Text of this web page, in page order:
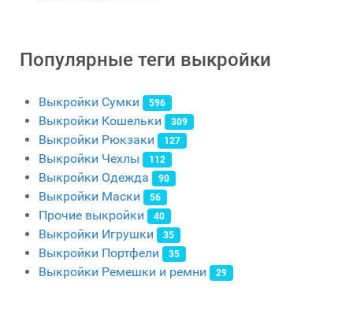
Популярные теги выкройки
Выкройки Сумки 596
Выкройки Кошельки 309
Выкройки Рюкзаки 127
Выкройки Чехлы 112
Выкройки Одежда 90
Выкройки Маски 56
Прочие выкройки 40
Выкройки Игрушки 35
Выкройки Портфели 35
Выкройки Ремешки и ремни 29